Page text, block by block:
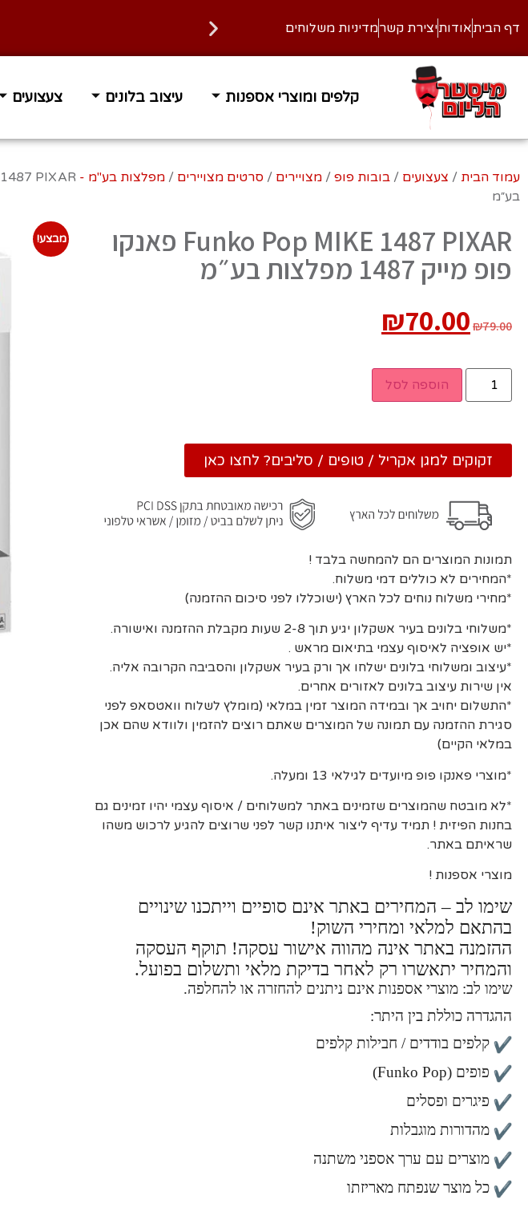
דף הביתאודותיצירת קשרמדיניות משלוחים
זמן אספקה 1-3 ימי עסקים משלוח עד הבית בחינם ברכישה מעל 400 ₪
קלפים ומוצרי אספנות עיצוב בלונים צעצועים
עמוד הבית / צעצועים / בובות פופ / מצויירים / סרטים מצויירים / מפלצות בע"מ - Monster inc
בע״מ
Funko Pop MIKE 1487 PIXAR פאנקו
פופ מייק 1487 מפלצות בע״מ
₪79.00
₪70.00
הוספה לסל
זקוקים למגן אקריל / טופים / סליבים? לחצו כאן
תמונות המוצרים הם להמחשה בלבד !
*המחירים לא כוללים דמי משלוח.
*מחירי משלוח נוחים לכל הארץ (ישוכללו לפני סיכום ההזמנה)
*משלוחי בלונים בעיר אשקלון יגיע תוך 2-8 שעות מקבלת ההזמנה ואישורה.
*יש אופציה לאיסוף עצמי בתיאום מראש .
*עיצוב ומשלוחי בלונים ישלחו אך ורק בעיר אשקלון והסביבה הקרובה אליה.
אין שירות עיצוב בלונים לאזורים אחרים.
*התשלום יחויב אך ובמידה המוצר זמין במלאי (מומלץ לשלוח וואטסאפ לפני
סגירת ההזמנה עם תמונה של המוצרים שאתם רוצים להזמין ולוודא שהם אכן
במלאי הקיים)
*מוצרי פאנקו פופ מיועדים לגילאי 13 ומעלה.
*לא מובטח שהמוצרים שזמינים באתר למשלוחים / איסוף עצמי יהיו זמינים גם
בחנות הפיזית ! תמיד עדיף ליצור איתנו קשר לפני שרוצים להגיע לרכוש משהו
שראיתם באתר.
מוצרי אספנות !
שימו לב – המחירים באתר אינם סופיים וייתכנו שינויים
בהתאם למלאי ומחירי השוק!
ההזמנה באתר אינה מהווה אישור עסקה! תוקף העסקה
והמחיר יתאשרו רק לאחר בדיקת מלאי ותשלום בפועל.
שימו לב: מוצרי אספנות אינם ניתנים להחזרה או להחלפה.
ההגדרה כוללת בין היתר:
קלפים בודדים / חבילות קלפים
פופים (Funko Pop)
פיגרים ופסלים
מהדורות מוגבלות
מוצרים עם ערך אספני משתנה
כל מוצר שנפתח מאריזתו
מבצע!